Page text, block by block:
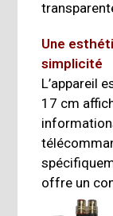
Une
simplicité
L’appareil
17 cm
offre un